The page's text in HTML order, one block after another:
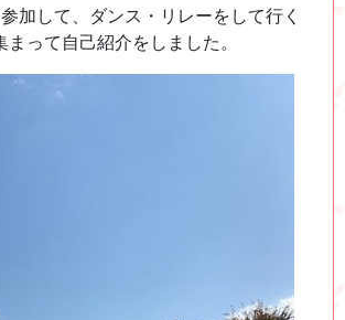
加して、ダンス・リレーをして行く
って自己紹介をしました。